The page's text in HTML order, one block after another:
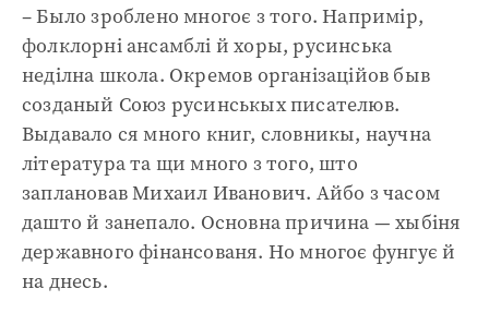
– Было зроблено многоє з того. Напримір,
фолклорні ансамблі й хоры, русинська
неділна школа. Окремов організаційов быв
созданый Союз русинськых писателюв.
Выдавало ся много книг, словникы, научна
література та щи много з того, што
заплановав Михаил Иванович. Айбо з часом
дашто й занепало. Основна причина — хыбіня
державного фінансованя. Но многоє фунгує й
на днесь.